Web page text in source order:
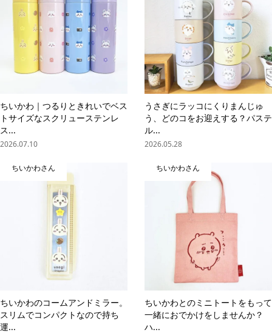
ちいかわ｜つるりときれいでベス
トサイズなスクリューステンレ
ス...
2026.07.10
うさぎにラッコにくりまんじゅ
う、どのコをお迎えする？パステ
ル...
2026.05.28
ちいかわさん
ちいかわのコームアンドミラー。
スリムでコンパクトなので持ち
運...
ちいかわさん
ちいかわとのミニトートをもって
一緒におでかけをしませんか？
ハ...